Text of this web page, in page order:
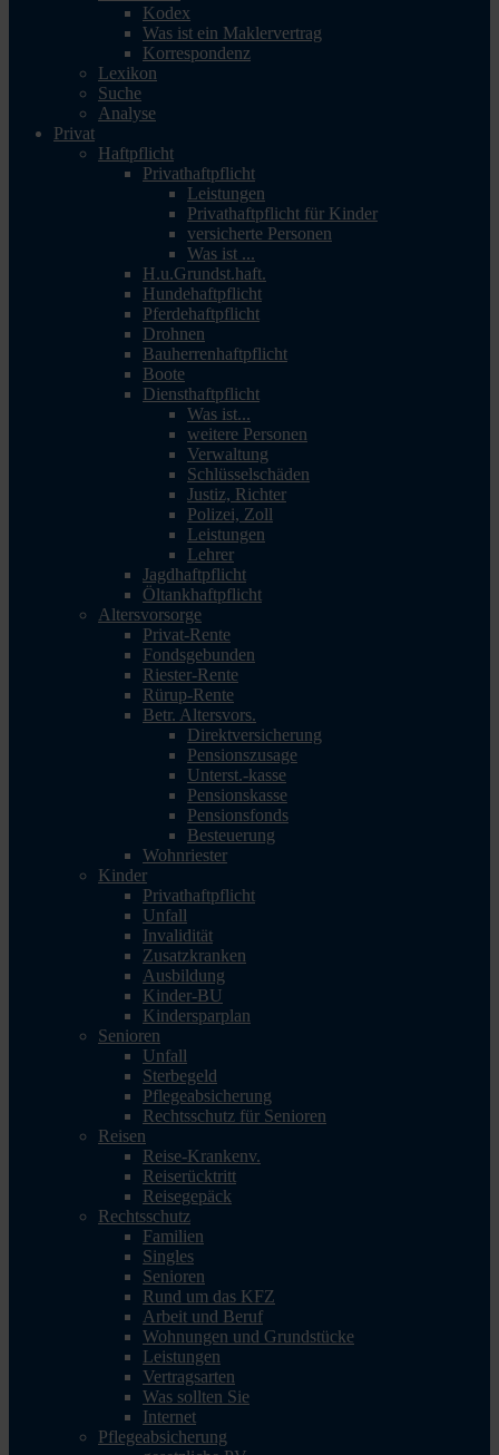
Kodex
Was ist ein Maklervertrag
Korrespondenz
Lexikon
Suche
Analyse
Privat
Haftpflicht
Privathaftpflicht
Leistungen
Privathaftpflicht für Kinder
versicherte Personen
Was ist ...
H.u.Grundst.haft.
Hundehaftpflicht
Pferdehaftpflicht
Drohnen
Bauherrenhaftpflicht
Boote
Diensthaftpflicht
Was ist...
weitere Personen
Verwaltung
Schlüsselschäden
Justiz, Richter
Polizei, Zoll
Leistungen
Lehrer
Jagdhaftpflicht
Öltankhaftpflicht
Altersvorsorge
Privat-Rente
Fondsgebunden
Riester-Rente
Rürup-Rente
Betr. Altersvors.
Direktversicherung
Pensionszusage
Unterst.-kasse
Pensionskasse
Pensionsfonds
Besteuerung
Wohnriester
Kinder
Privathaftpflicht
Unfall
Invalidität
Zusatzkranken
Ausbildung
Kinder-BU
Kindersparplan
Senioren
Unfall
Sterbegeld
Pflegeabsicherung
Rechtsschutz für Senioren
Reisen
Reise-Krankenv.
Reiserücktritt
Reisegepäck
Rechtsschutz
Familien
Singles
Senioren
Rund um das KFZ
Arbeit und Beruf
Wohnungen und Grundstücke
Leistungen
Vertragsarten
Was sollten Sie
Internet
Pflegeabsicherung